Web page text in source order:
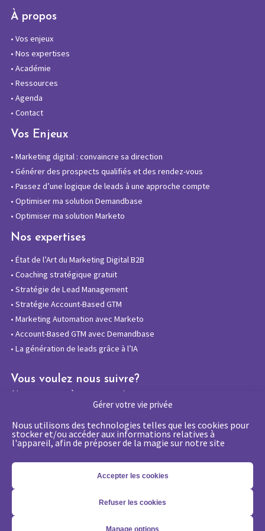
Gérer votre vie privée
Nous utilisons des technologies telles que les cookies pour
stocker et/ou accéder aux informations relatives à
l'appareil, afin de préposer de la magie sur notre site
Accepter les cookies
Refuser les cookies
Manage options
À propos
• Vos enjeux
• Nos expertises
• Académie
• Ressources
• Agenda
• Contact
Vos Enjeux
• Marketing digital : convaincre sa direction
• Générer des prospects qualifiés et des rendez-vous
• Passez d’une logique de leads à une approche compte
• Optimiser ma solution Demandbase
• Optimiser ma solution Marketo
Nos expertises
• État de l’Art du Marketing Digital B2B
• Coaching stratégique gratuit
• Stratégie de Lead Management
• Stratégie Account-Based GTM
• Marketing Automation avec Marketo
• Account-Based GTM avec Demandbase
• La génération de leads grâce à l’IA
Vous voulez nous suivre?
Abonnez-vous à notre newsletter
Copyright 2026 - © Merlin/Leonard -Mentions légales